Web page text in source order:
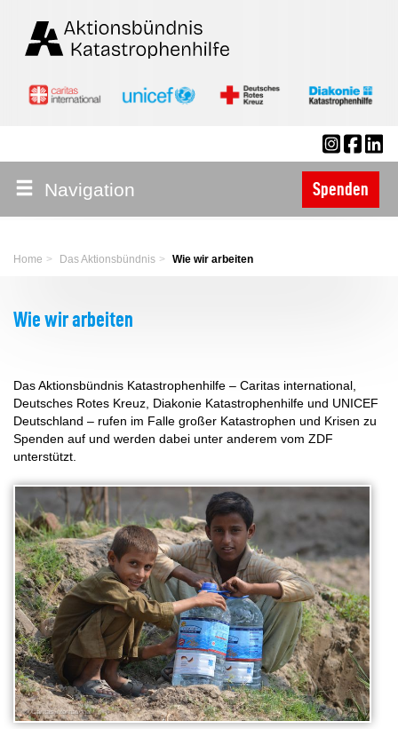
Spenden
Navigation
Home Das Aktionsbündnis Wie wir arbeiten
Wie wir arbeiten
Das Aktionsbündnis Katastrophenhilfe – Caritas international,
Deutsches Rotes Kreuz, Diakonie Katastrophenhilfe und UNICEF
Deutschland – rufen im Falle großer Katastrophen und Krisen zu
Spenden auf und werden dabei unter anderem vom ZDF
unterstützt.
© Caritas international